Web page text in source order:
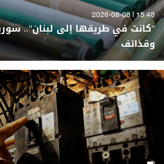
15:48 | 2026-08-08
"كانت في طريقها إلى لبنان"..
وقذائف